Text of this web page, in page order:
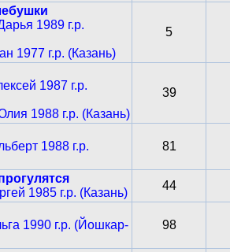
1989 г.р.
1977 г.р. (Казань)
5
1987 г.р.
1988 г.р. (Казань)
39
1988 г.р.
81
1985 г.р. (Казань)
44
1990 г.р. (Йошкар-
98